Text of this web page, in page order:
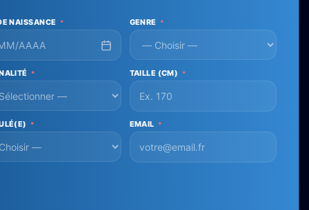
NAISSANCE * GENRE *
* TAILLE (CM) *
* EMAIL *